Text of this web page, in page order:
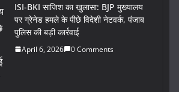
ISI-BKI साजिश का खुलासा: BJP मुख्यालय
पर ग्रेनेड हमले के पीछे विदेशी नेटवर्क, पंजाब
पुलिस की बड़ी कार्रवाई
April 6, 2026 0 Comments